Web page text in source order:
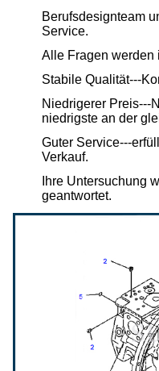
Berufsdesignteam
Service.
Alle Fragen werden
Stabile Qualität---
Niedrigerer Preis---
niedrigste an der
Guter Service---
Verkauf.
Ihre Untersuchung
geantwortet.